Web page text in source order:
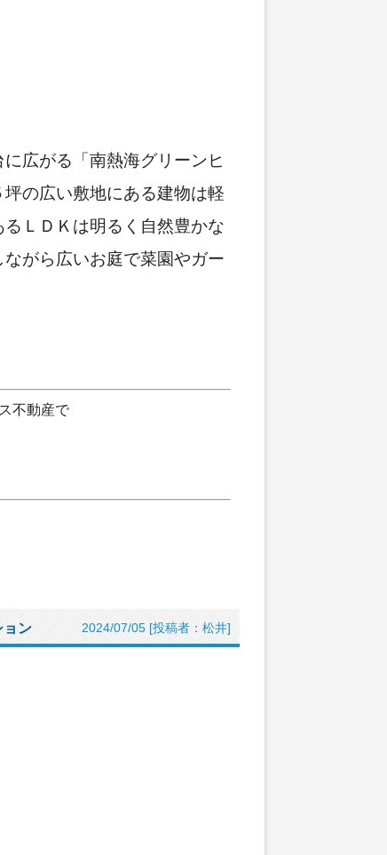
広がる「南熱海グリーンヒ
の広い敷地にある建物は軽
ＬＤＫは明るく自然豊かな
がら広いお庭で菜園やガー
不動産で
ョン 2024/07/05 [投稿者：松井]